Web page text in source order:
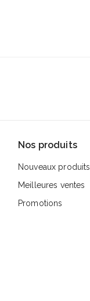
Nos produits
Nouveaux produits
Meilleures ventes
Promotions